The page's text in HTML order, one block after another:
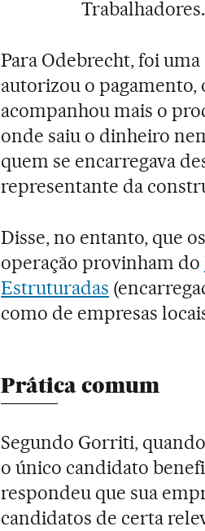
Trabalhadores.
Para Odebrecht, foi
autorizou o pagamento,
acompanhou mais o
onde saiu o dinheiro
quem se encarregava
representante da
Disse, no entanto, que
operação provinham do
Estruturadas
como de empresas
Prática comum
Segundo Gorriti,
o único candidato
respondeu que sua
candidatos de certa